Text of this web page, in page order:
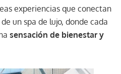
experiencias que conectan
un spa de lujo, donde cada
sensación de bienestar y